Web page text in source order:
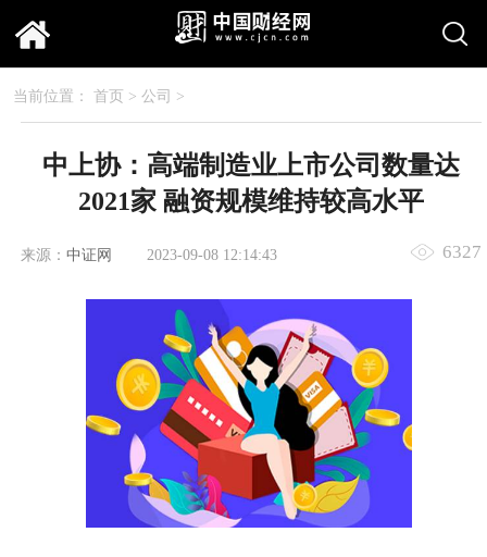
当前位置： 首页 > 公司 >
中上协：高端制造业上市公司数量达
2021家 融资规模维持较高水平
来源： 中证网 2023-09-08 12:14:43 6327